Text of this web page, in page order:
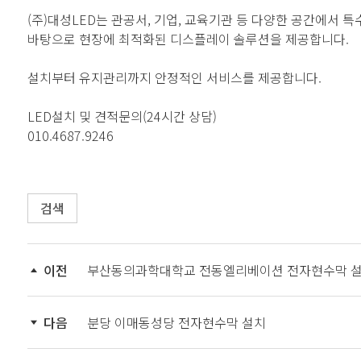
(주)대성LED는 관공서, 기업, 교육기관 등 다양한 공간에서
바탕으로 현장에 최적화된 디스플레이 솔루션을 제공합니다.
설치부터 유지관리까지 안정적인 서비스를 제공합니다.
LED설치 및 견적문의(24시간 상담)
010.4687.9246
검색
이전 부산동의과학대학교 전동엘리베이션 전자현수막
다음 분당 이매동성당 전자현수막 설치